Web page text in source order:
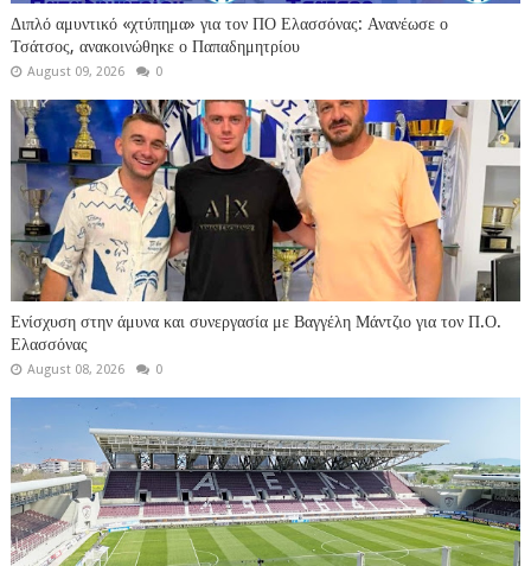
Διπλό αμυντικό «χτύπημα» για τον ΠΟ Ελασσόνας: Ανανέωσε ο
Τσάτσος, ανακοινώθηκε ο Παπαδημητρίου
August 09, 2026 0
Ενίσχυση στην άμυνα και συνεργασία με Βαγγέλη Μάντζιο για τον Π.Ο.
Ελασσόνας
August 08, 2026 0